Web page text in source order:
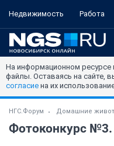
Недвижимость Работа
На информационном
файлы. Оставаясь на сайте,
согласие на их
НГС.Форум Домашние